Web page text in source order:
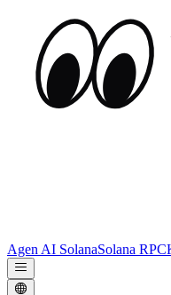
Agen AI SolanaSolana RPC